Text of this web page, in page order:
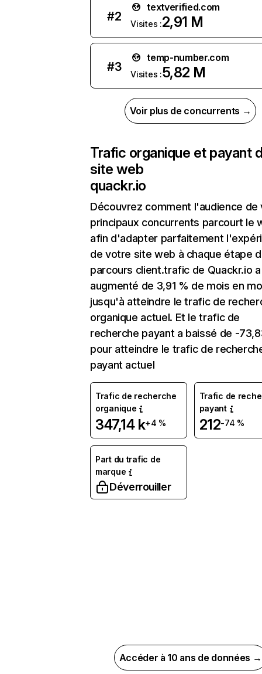
#2
textverified.com
Visites :2,91 M
#3
temp-number.com
Visites :5,82 M
Voir plus de concurrents →
Trafic organique et payant
site web
quackr.io
Découvrez comment l'audience de
principaux concurrents parcourt le
afin d'adapter parfaitement
de votre site web à chaque étape
parcours client.trafic de Quackr.io a
augmenté de 3,91 % de mois en
jusqu'à atteindre le trafic de
organique actuel. Et le trafic de
recherche payant a baissé de -
pour atteindre le trafic de
payant actuel
Trafic de recherche
organique
347,14 k+4 %
Trafic de
payant
212-74 %
Part du trafic de
marque
Déverrouiller
Accéder à 10 ans de données →